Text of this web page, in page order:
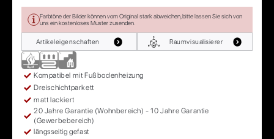
Farbtöne der Bilder können vom Original stark abweichen, bitte lassen Sie sich von
uns ein kostenloses Muster zusenden.
Artikeleigenschaften Raumvisualisierer
Kompatibel mit Fußbodenheizung
Dreischichtparkett
matt lackiert
20 Jahre Garantie (Wohnbereich) - 10 Jahre Garantie
(Gewerbebereich)
längsseitig gefast